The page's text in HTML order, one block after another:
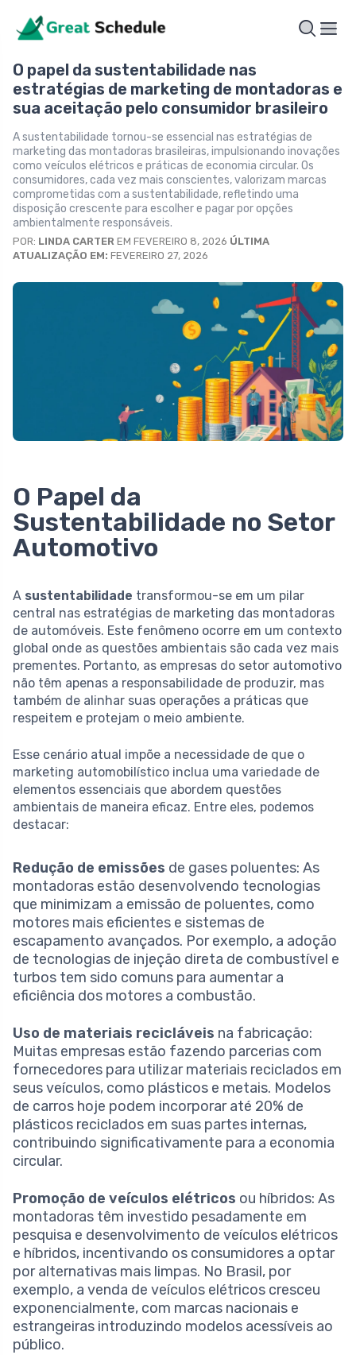
O papel da sustentabilidade nas
estratégias de marketing de montadoras e
sua aceitação pelo consumidor brasileiro
A sustentabilidade tornou-se essencial nas estratégias de
marketing das montadoras brasileiras, impulsionando inovações
como veículos elétricos e práticas de economia circular. Os
consumidores, cada vez mais conscientes, valorizam marcas
comprometidas com a sustentabilidade, refletindo uma
disposição crescente para escolher e pagar por opções
ambientalmente responsáveis.
POR: LINDA CARTER EM FEVEREIRO 8, 2026 ÚLTIMA
ATUALIZAÇÃO EM: FEVEREIRO 27, 2026
O Papel da
Sustentabilidade no Setor
Automotivo
A sustentabilidade transformou-se em um pilar
central nas estratégias de marketing das montadoras
de automóveis. Este fenômeno ocorre em um contexto
global onde as questões ambientais são cada vez mais
prementes. Portanto, as empresas do setor automotivo
não têm apenas a responsabilidade de produzir, mas
também de alinhar suas operações a práticas que
respeitem e protejam o meio ambiente.
Esse cenário atual impõe a necessidade de que o
marketing automobilístico inclua uma variedade de
elementos essenciais que abordem questões
ambientais de maneira eficaz. Entre eles, podemos
destacar:
Redução de emissões de gases poluentes: As
montadoras estão desenvolvendo tecnologias
que minimizam a emissão de poluentes, como
motores mais eficientes e sistemas de
escapamento avançados. Por exemplo, a adoção
de tecnologias de injeção direta de combustível e
turbos tem sido comuns para aumentar a
eficiência dos motores a combustão.
Uso de materiais recicláveis na fabricação:
Muitas empresas estão fazendo parcerias com
fornecedores para utilizar materiais reciclados em
seus veículos, como plásticos e metais. Modelos
de carros hoje podem incorporar até 20% de
plásticos reciclados em suas partes internas,
contribuindo significativamente para a economia
circular.
Promoção de veículos elétricos ou híbridos: As
montadoras têm investido pesadamente em
pesquisa e desenvolvimento de veículos elétricos
e híbridos, incentivando os consumidores a optar
por alternativas mais limpas. No Brasil, por
exemplo, a venda de veículos elétricos cresceu
exponencialmente, com marcas nacionais e
estrangeiras introduzindo modelos acessíveis ao
público.